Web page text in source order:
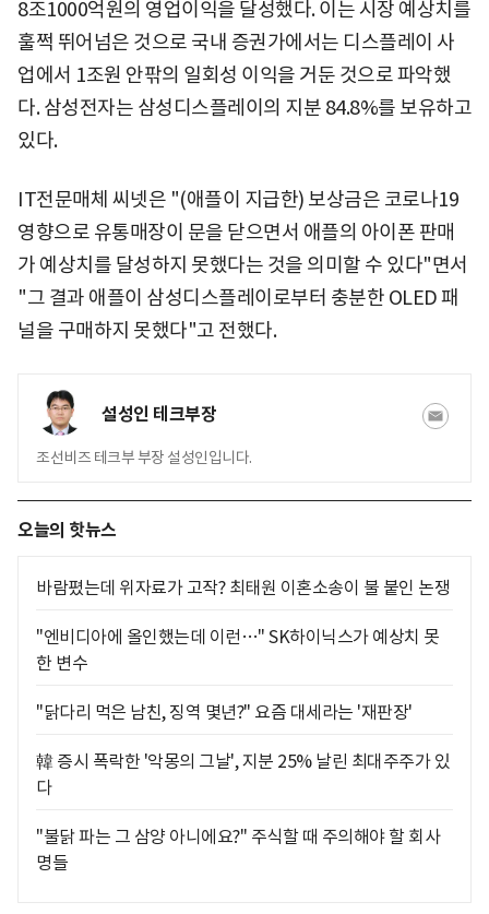
8조1000억원의 영업이익을 달성했다. 이는 시장 예상치를
훌쩍 뛰어넘은 것으로 국내 증권가에서는 디스플레이 사
업에서 1조원 안팎의 일회성 이익을 거둔 것으로 파악했
다. 삼성전자는 삼성디스플레이의 지분 84.8%를 보유하고
있다.
IT전문매체 씨넷은 "(애플이 지급한) 보상금은 코로나19
영향으로 유통매장이 문을 닫으면서 애플의 아이폰 판매
가 예상치를 달성하지 못했다는 것을 의미할 수 있다"면서
"그 결과 애플이 삼성디스플레이로부터 충분한 OLED 패
널을 구매하지 못했다"고 전했다.
설성인 테크부장
조선비즈 테크부 부장 설성인입니다.
오늘의 핫뉴스
바람폈는데 위자료가 고작? 최태원 이혼소송이 불 붙인 논쟁
"엔비디아에 올인했는데 이런…" SK하이닉스가 예상치 못
한 변수
"닭다리 먹은 남친, 징역 몇년?" 요즘 대세라는 '재판장'
韓 증시 폭락한 '악몽의 그날', 지분 25% 날린 최대주주가 있
다
"불닭 파는 그 삼양 아니에요?" 주식할 때 주의해야 할 회사
명들